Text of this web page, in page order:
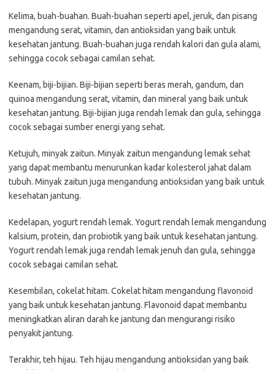
Kelima, buah-buahan. Buah-buahan seperti apel, jeruk, dan pisang
mengandung serat, vitamin, dan antioksidan yang baik untuk
kesehatan jantung. Buah-buahan juga rendah kalori dan gula alami,
sehingga cocok sebagai camilan sehat.
Keenam, biji-bijian. Biji-bijian seperti beras merah, gandum, dan
quinoa mengandung serat, vitamin, dan mineral yang baik untuk
kesehatan jantung. Biji-bijian juga rendah lemak dan gula, sehingga
cocok sebagai sumber energi yang sehat.
Ketujuh, minyak zaitun. Minyak zaitun mengandung lemak sehat
yang dapat membantu menurunkan kadar kolesterol jahat dalam
tubuh. Minyak zaitun juga mengandung antioksidan yang baik untuk
kesehatan jantung.
Kedelapan, yogurt rendah lemak. Yogurt rendah lemak mengandung
kalsium, protein, dan probiotik yang baik untuk kesehatan jantung.
Yogurt rendah lemak juga rendah lemak jenuh dan gula, sehingga
cocok sebagai camilan sehat.
Kesembilan, cokelat hitam. Cokelat hitam mengandung flavonoid
yang baik untuk kesehatan jantung. Flavonoid dapat membantu
meningkatkan aliran darah ke jantung dan mengurangi risiko
penyakit jantung.
Terakhir, teh hijau. Teh hijau mengandung antioksidan yang baik